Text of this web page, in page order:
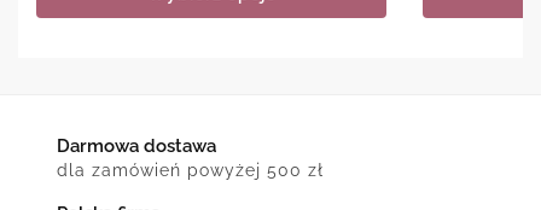
Darmowa dostawa
dla zamówień powyżej 500 zł